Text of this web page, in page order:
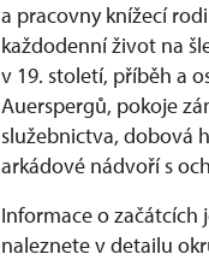
a pracovny knížecí
každodenní život na
v 19. století, příběh a
Auerspergů, pokoje
služebnictva, dobová
arkádové nádvoří s
Informace o
naleznete v detailu